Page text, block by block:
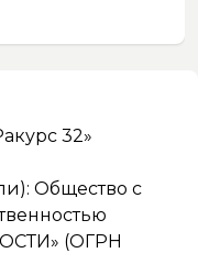
32»
Общество с
(ОГРН